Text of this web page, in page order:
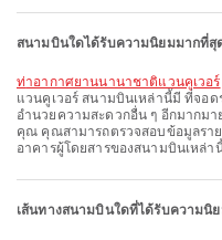
สนามบินใดได้รับความนิยมมากที่สุ
ท่าอากาศยานนานาชาติแวนคูเวอร์
แวนคูเวอร์ สนามบินเหล่านี้มี ที่จอ
อำนวยความสะดวกอื่น ๆ อีกมากม
คุณ คุณสามารถตรวจสอบข้อมูลราย
อาคารผู้โดยสารของสนามบินเหล่า
เส้นทางสนามบินใดที่ได้รับความนิ